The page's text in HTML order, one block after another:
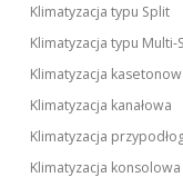
Klimatyzacja typu Split
Klimatyzacja typu Multi-
Klimatyzacja
Klimatyzacja kanałowa
Klimatyzacja
Klimatyzacja konsolowa